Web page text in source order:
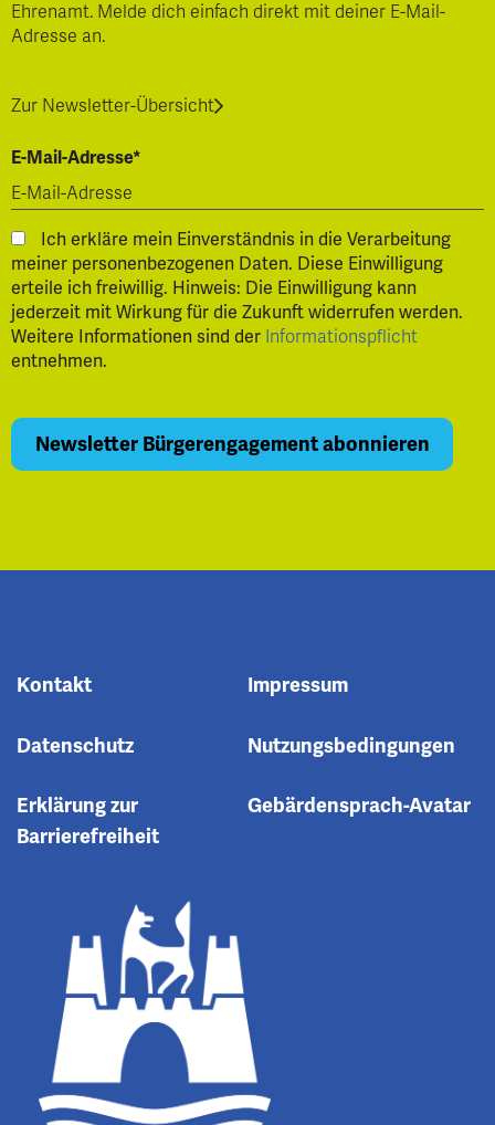
Ehrenamt. Melde dich einfach direkt mit deiner E-Mail-
Adresse an.
Zur Newsletter-Übersicht
E-Mail-Adresse*
Ich erkläre mein Einverständnis in die Verarbeitung
meiner personenbezogenen Daten. Diese Einwilligung
erteile ich freiwillig. Hinweis: Die Einwilligung kann
jederzeit mit Wirkung für die Zukunft widerrufen werden.
Weitere Informationen sind der Informationspflicht
entnehmen.
Kontakt Impressum
Datenschutz Nutzungsbedingungen
Erklärung zur
Barrierefreiheit
Gebärdensprach-Avatar